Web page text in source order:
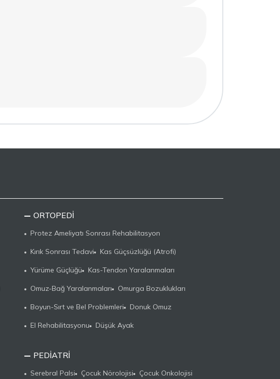
ORTOPEDI
Protez Ameliyatı Sonrası Rehabilitasyon
Kırık Sonrası Tedavi Kas Güçsüzlüğü (Atrofi)
Yürüme Güçlüğü Kas-Tendon Yaralanmaları
Omuz-Bağ Yaralanmaları Omurga Bozuklukları
Boyun-Sırt ve Bel Problemleri Donuk Omuz
El Rehabilitasyonu Düşük Ayak
PEDIATRI
Serebral Palsi Çocuk Nörolojisi Çocuk Onkolojisi